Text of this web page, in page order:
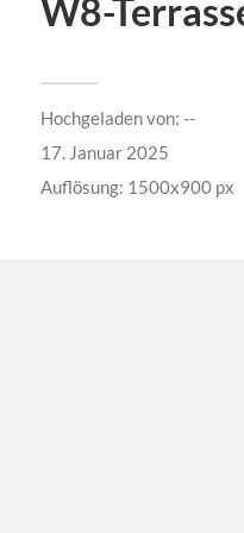
W8-
Hochgeladen von: --
17. Januar 2025
Auflösung: 1500x900 px